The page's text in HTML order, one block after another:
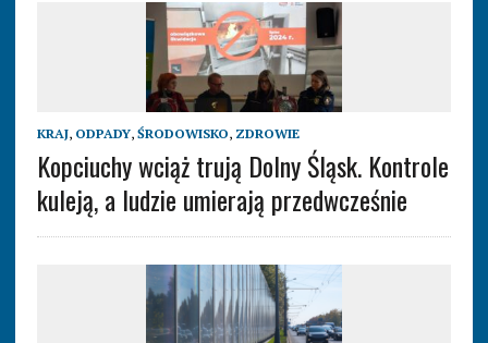
KRAJ, ODPADY, ŚRODOWISKO, ZDROWIE
Kopciuchy wciąż trują Dolny Śląsk. Kontrole
kuleją, a ludzie umierają przedwcześnie